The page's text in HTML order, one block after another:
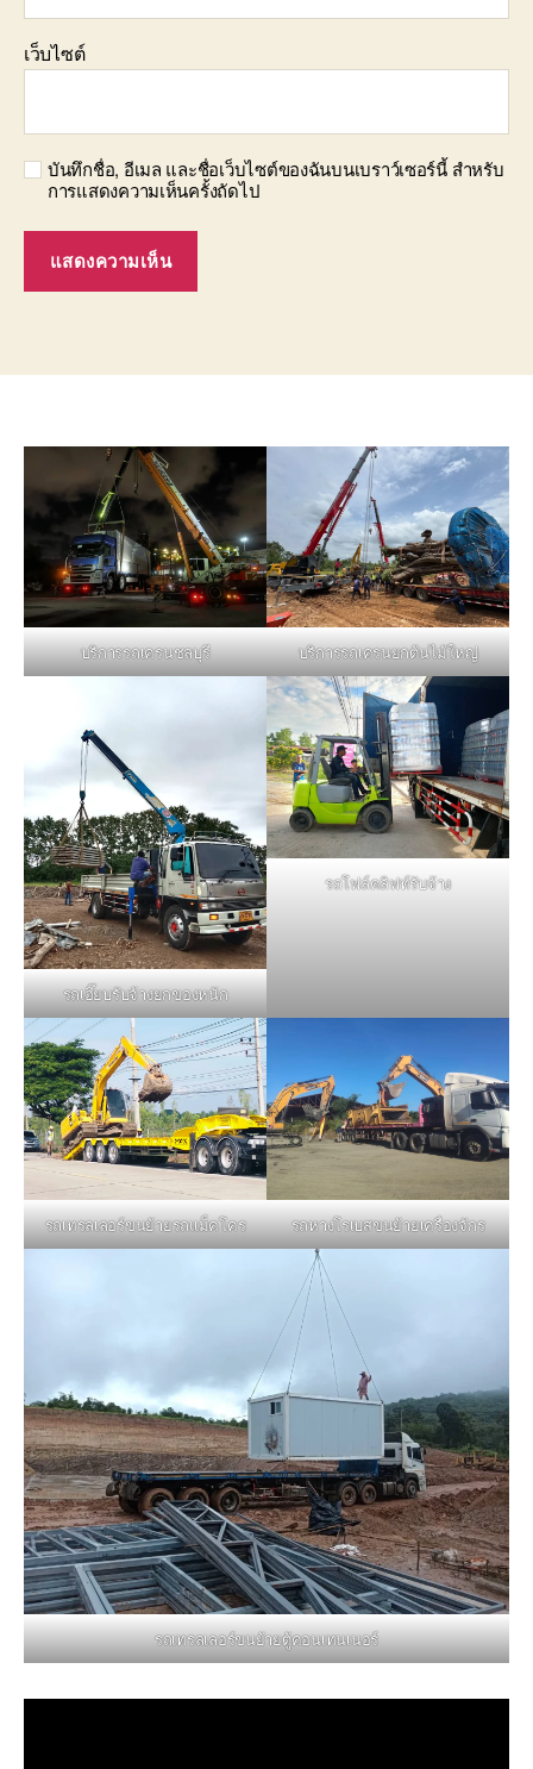
เว็บไซต์
บันทึกชื่อ, อีเมล และชื่อเว็บไซต์ของฉันบนเบราว์เซอร์นี้ สำหรับ
การแสดงความเห็นครั้งถัดไป
บริการรถเครนชลบุรี บริการรถเครนยกต้นไม้ใหญ่
รถเฮี๊ยบรับจ้างยกของหนัก
รถโฟล์คลิฟท์รับจ้าง
รถเทรลเลอร์ขนย้ายรถแม็คโคร รถหางโรเบสขนย้ายเครื่องจักร
รถเทรลเลอร์ขนย้ายตู้คอนเทนเนอร์